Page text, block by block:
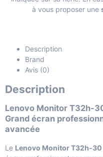
à vous proposer une
Description
Brand
Avis (0)
Description
Lenovo Monitor T32h-
Grand écran
avancée
Le Lenovo Monitor T32h-30